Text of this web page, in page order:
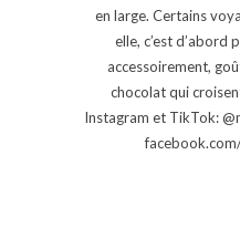
en large. Certains
elle, c’est d’abord
accessoirement,
chocolat qui
Instagram et TikTok: